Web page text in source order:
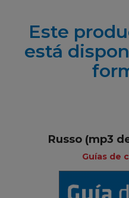
Este
está
Russo (mp3
Guías de